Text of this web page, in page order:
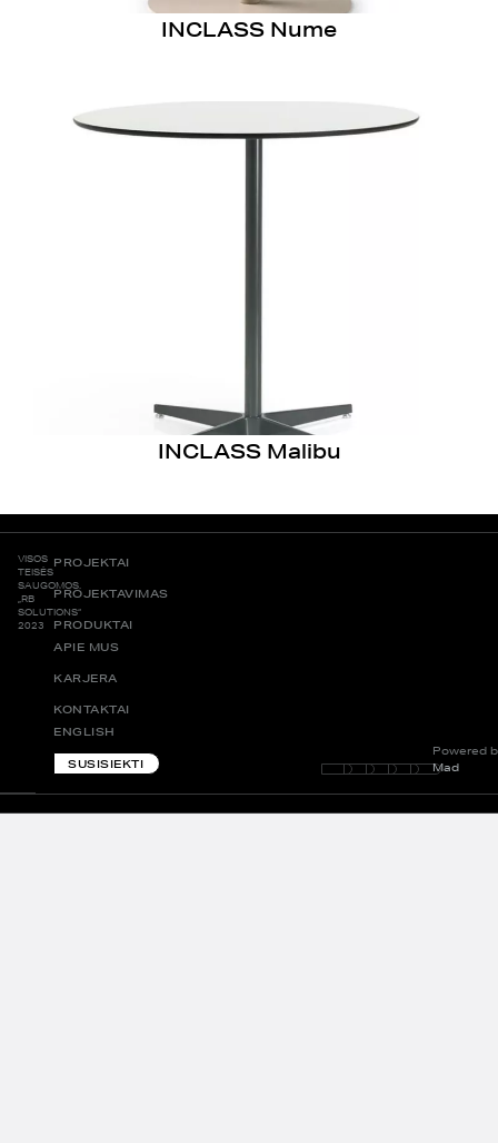
INCLASS Nume
INCLASS Malibu
VISOS
TEISĖS
SAUGOMOS.
„RB
SOLUTIONS“
2023
PROJEKTAI
PROJEKTAVIMAS
PRODUKTAI
APIE MUS
KARJERA
KONTAKTAI
ENGLISH
SUSISIEKTI
Powered
Mad